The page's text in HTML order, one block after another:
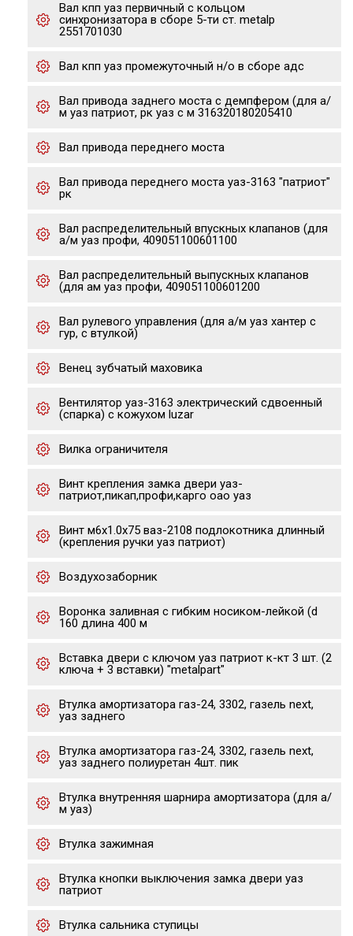
Вал кпп уаз первичный с кольцом
синхронизатора в сборе 5-ти ст. metalp
2551701030
Вал кпп уаз промежуточный н/о в сборе адс
Вал привода заднего моста с демпфером (для а/
м уаз патриот, рк уаз с м 316320180205410
Вал привода переднего моста
Вал привода переднего моста уаз-3163 "патриот"
рк
Вал распределительный впускных клапанов (для
а/м уаз профи, 409051100601100
Вал распределительный выпускных клапанов
(для ам уаз профи, 409051100601200
Вал рулевого управления (для а/м уаз хантер с
гур, с втулкой)
Венец зубчатый маховика
Вентилятор уаз-3163 электрический сдвоенный
(спарка) с кожухом luzar
Вилка ограничителя
Винт крепления замка двери уаз-
патриот,пикап,профи,карго оао уаз
Винт м6х1.0х75 ваз-2108 подлокотника длинный
(крепления ручки уаз патриот)
Воздухозаборник
Воронка заливная с гибким носиком-лейкой (d
160 длина 400 м
Вставка двери с ключом уаз патриот к-кт 3 шт. (2
ключа + 3 вставки) "metalpart"
Втулка амортизатора газ-24, 3302, газель next,
уаз заднего
Втулка амортизатора газ-24, 3302, газель next,
уаз заднего полиуретан 4шт. пик
Втулка внутренняя шарнира амортизатора (для а/
м уаз)
Втулка зажимная
Втулка кнопки выключения замка двери уаз
патриот
Втулка сальника ступицы